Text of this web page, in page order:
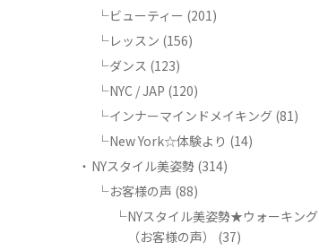
ビューティー (201)
レッスン (156)
ダンス (123)
NYC / JAP (120)
インナーマインドメイキング (81)
New York☆体験より (14)
NYスタイル美姿勢 (314)
お客様の声 (88)
NYスタイル美姿勢★ウォーキング
（お客様の声）
(37)